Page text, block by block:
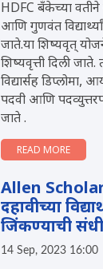
HDFC बँकेच्या वतीने
आणि गुणवंत
जाते.या शिष्यवृत्
शिष्यवृत्ती दिली
विद्यार्सह
पदवी आणि
जाते .
READ MORE
Allen
दहावीच्या
जिंकण्याची संधी
14 Sep, 2023 16:00